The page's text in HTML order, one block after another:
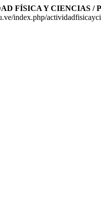
FÍSICA Y CIENCIAS /
index.php/